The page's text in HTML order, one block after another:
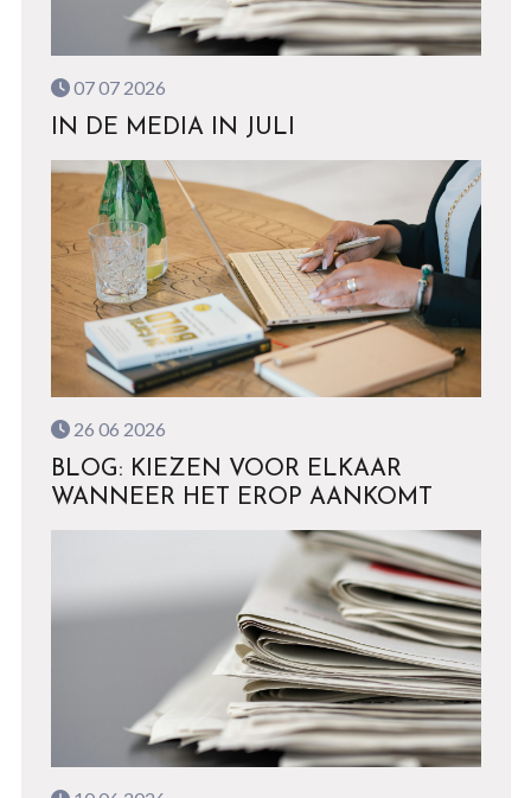
07 07 2026
IN DE MEDIA IN JULI
26 06 2026
BLOG: KIEZEN VOOR ELKAAR
WANNEER HET EROP AANKOMT